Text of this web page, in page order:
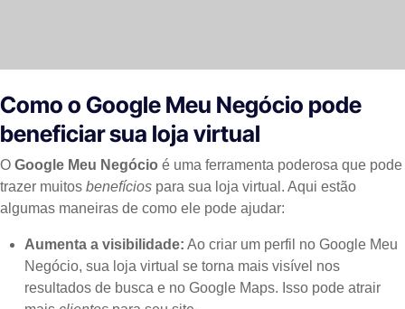
Como o Google Meu Negócio pode
beneficiar sua loja virtual
O Google Meu Negócio é uma ferramenta poderosa que pode
trazer muitos benefícios para sua loja virtual. Aqui estão
algumas maneiras de como ele pode ajudar:
Aumenta a visibilidade: Ao criar um perfil no Google Meu
Negócio, sua loja virtual se torna mais visível nos
resultados de busca e no Google Maps. Isso pode atrair